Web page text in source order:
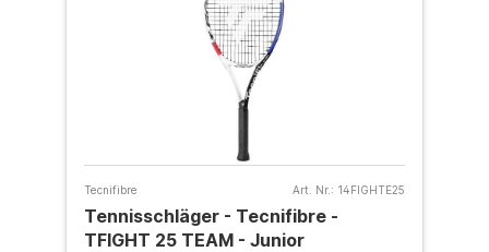
Tecnifibre Art. Nr.: 14FIGHTE25
Tennisschläger - Tecnifibre -
TFIGHT 25 TEAM - Junior